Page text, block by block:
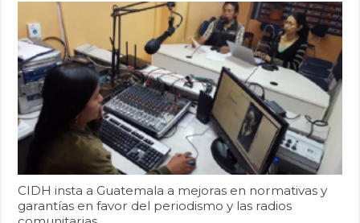
CIDH insta a Guatemala a mejoras en normativas y
garantías en favor del periodismo y las radios